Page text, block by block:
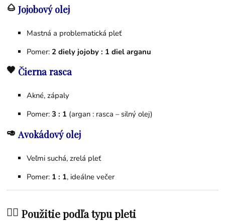
🌰Jojobový olej
Mastná a problematická pleť
Pomer: 2 diely jojoby : 1 diel arganu
🖤 Čierna rasca
Akné, zápaly
Pomer:3 : 1 (argan : rasca – silný olej)
🥑 Avokádový olej
Veľmi suchá, zrelá pleť
Pomer: 1 : 1, ideálne večer
💆‍♀️ Použitie podľa typu pleti